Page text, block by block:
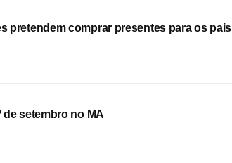
pretendem comprar presentes para os pais
de setembro no MA